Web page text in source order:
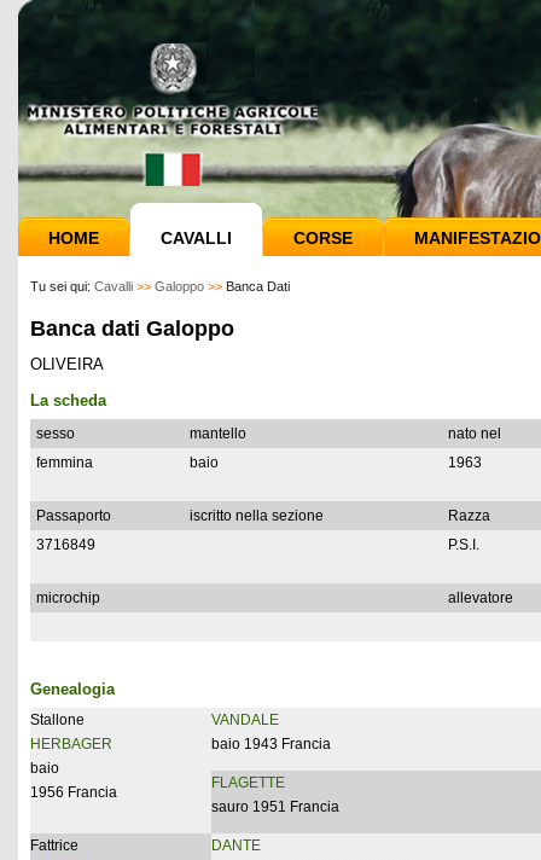
HOME CAVALLI CORSE
Tu sei qui: Cavalli >> Galoppo >> Banca Dati
Banca dati Galoppo
OLIVEIRA
La scheda
sesso mantello
nato nel
femmina
baio 1963
Passaporto iscritto nella sezione
Razza
3716849
P.S.I.
microchip allevatore
Genealogia
Stallone
HERBAGER
baio
1956 Francia
VANDALE
baio 1943 Francia
FLAGETTE
sauro 1951 Francia
Fattrice
DANTE